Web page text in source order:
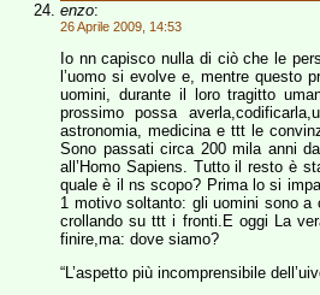
enzo:
26 Aprile 2009, 14:53
Io nn capisco nulla di ciò che le
l’uomo si evolve e, mentre questo
uomini, durante il loro tragitto
prossimo possa
astronomia, medicina e ttt le
Sono passati circa 200 mila anni
all’Homo Sapiens. Tutto il resto è
quale è il ns scopo? Prima lo si
1 motivo soltanto: gli uomini sono a
crollando su ttt i fronti.E oggi La
finire,ma: dove siamo?
“L’aspetto più incomprensibile